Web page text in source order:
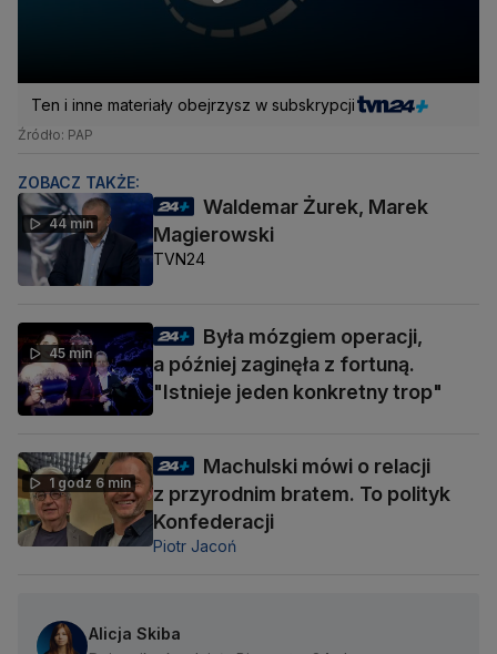
Ten i inne materiały obejrzysz w subskrypcji
Źródło: PAP
ZOBACZ TAKŻE:
44 min
Waldemar Żurek, Marek
Magierowski
TVN24
45 min
Była mózgiem operacji,
a później zaginęła z fortuną.
"Istnieje jeden konkretny trop"
1 godz 6 min
Machulski mówi o relacji
z przyrodnim bratem. To polityk
Konfederacji
Piotr Jacoń
Alicja Skiba